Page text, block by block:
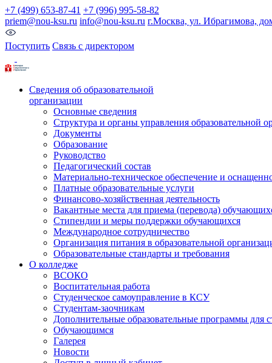
+7 (499) 653-87-41 +7 (996) 995-58-82
priem@nou-ksu.ru info@nou-ksu.ru г.Москва, ул. Ибрагимова,
Поступить Связь с директором
Сведения об образовательной
организации
Основные сведения
Структура и органы управления образовательной
Документы
Образование
Руководство
Педагогический состав
Материально-техническое обеспечение и
Платные образовательные услуги
Финансово-хозяйственная деятельность
Вакантные места для приема (перевода)
Стипендии и меры поддержки обучающихся
Международное сотрудничество
Организация питания в образовательной
Образовательные стандарты и требования
О колледже
ВСОКО
Воспитательная работа
Студенческое самоуправление в КСУ
Студентам-заочникам
Дополнительные образовательные программы для
Обучающимся
Галерея
Новости